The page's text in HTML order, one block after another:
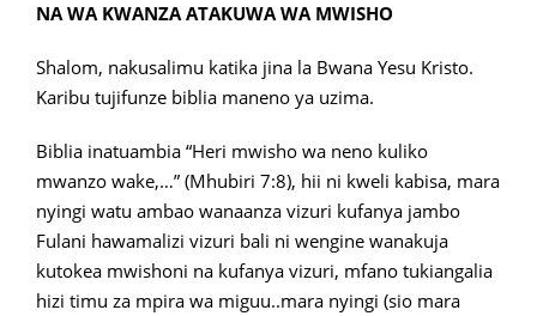
NA WA KWANZA ATAKUWA WA MWISHO
Shalom, nakusalimu katika jina la Bwana Yesu Kristo.
Karibu tujifunze biblia maneno ya uzima.
Biblia inatuambia “Heri mwisho wa neno kuliko
mwanzo wake,…” (Mhubiri 7:8), hii ni kweli kabisa, mara
nyingi watu ambao wanaanza vizuri kufanya jambo
Fulani hawamalizi vizuri bali ni wengine wanakuja
kutokea mwishoni na kufanya vizuri, mfano tukiangalia
hizi timu za mpira wa miguu..mara nyingi (sio mara